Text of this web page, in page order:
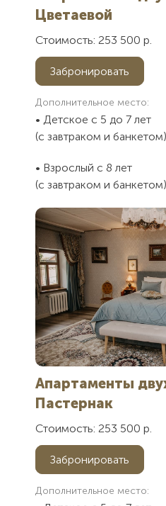
Цветаевой
Стоимость: 253 500 р.
Забронировать
Дополнительное место:
• Детское с 5 до 7 лет
(с завтраком и
• Взрослый с 8 лет
(с завтраком и
Апартаменты
Пастернак
Стоимость: 253 500 р.
Забронировать
Дополнительное место: